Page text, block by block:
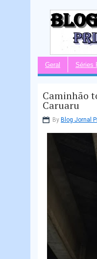
Geral Séries
Caminhão
Caruaru
By Blog Jornal